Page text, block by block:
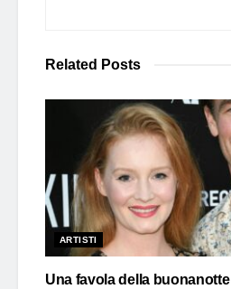
Related Posts
ARTISTI
Una favola della buonanotte